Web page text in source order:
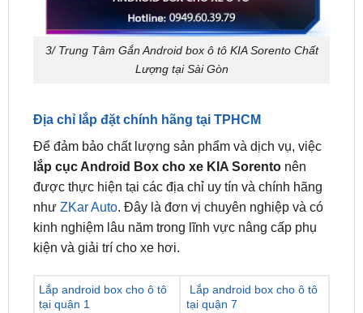
Lượng tại Sài Gòn
Địa chỉ lắp đặt chính hãng tại TPHCM
lắp cục Android Box cho xe KIA Sorento
được thực hiện tại các địa chỉ uy tín và chính hãng
nhưZKar Auto. Đây là đơn vị chuyên nghiệp và có
kinh nghiệm lâu năm trong lĩnh vực nâng cấp phụ
kiện và giải trí cho xe hơi.
Lắp android box cho ô tô
Lắp android box cho ô tô
tại quận 2
Lắp android box cho ô tô
tại quận 8